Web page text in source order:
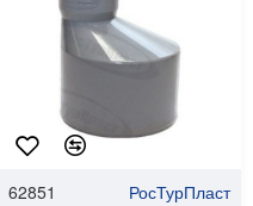
62851 РосТурПласт